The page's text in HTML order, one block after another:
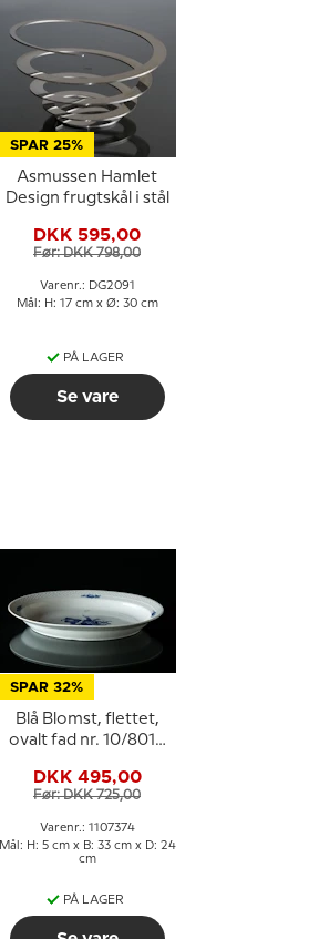
SPAR 25%
Asmussen Hamlet
Design frugtskål i stål
DKK 595,00
Før: DKK 798,00
Varenr.: DG2091
Mål: H: 17 cm x Ø: 30 cm
PÅ LAGER
Se vare
SPAR 32%
Blå Blomst, flettet,
ovalt fad nr. 10/8016
Copenhagen 33cm
DKK 495,00
Før: DKK 725,00
Varenr.: 1107374
Mål: H: 5 cm x B: 33 cm x D: 24
cm
PÅ LAGER